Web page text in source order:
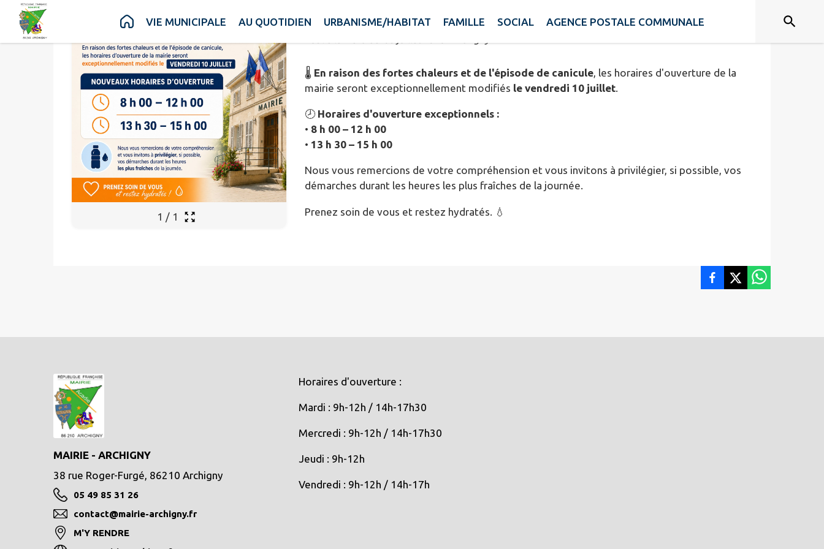
Contenu Recherche Pied de page
VIE MUNICIPALE AU QUOTIDIEN URBANISME/HABITAT FAMILLE SOCIAL AGENCE POSTALE COMMUNALE
1 / 1
JUILLET
🌡️ En raison des fortes chaleurs et de l'épisode de canicule, les horaires d'ouverture de la
mairie seront exceptionnellement modifiés le vendredi 10 juillet.
🕗 Horaires d'ouverture exceptionnels :
• 8 h 00 – 12 h 00
• 13 h 30 – 15 h 00
Nous vous remercions de votre compréhension et vous invitons à privilégier, si possible, vos
démarches durant les heures les plus fraîches de la journée.
Prenez soin de vous et restez hydratés. 💧
MAIRIE - ARCHIGNY
38 rue Roger-Furgé, 86210 Archigny
05 49 85 31 26
contact@mairie-archigny.fr
M'Y RENDRE
Horaires d'ouverture :
Mardi : 9h-12h / 14h-17h30
Mercredi : 9h-12h / 14h-17h30
Jeudi : 9h-12h
Vendredi : 9h-12h / 14h-17h